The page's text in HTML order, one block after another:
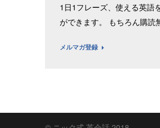
1日1フレーズ、使える英語
ができます。 もちろん購読
メルマガ登録